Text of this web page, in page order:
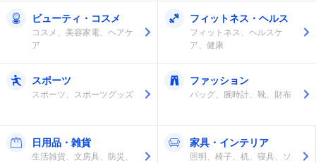
ビューティ・コスメ
コスメ、美容家電、ヘアケ
ア
フィットネス・ヘルス
フィットネス、ヘルスケ
ア、健康
スポーツ
スポーツ、スポーツグッズ
ファッション
バッグ、腕時計、靴、財布
日用品・雑貨
生活雑貨、文房具、防災、
家具・インテリア
照明、椅子、机、寝具、ソ